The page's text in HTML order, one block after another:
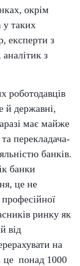
окрім
у таких
експерти з
з
роботодавців
й державні,
має майже
перекладача-
банків.
банки
це не
ринку як
від
на
це понад 1000